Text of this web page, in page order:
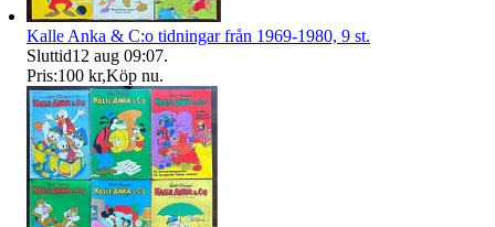
Kalle Anka & C:o tidningar från 1969-1980, 9 st.
Sluttid12 aug 09:07.
Pris:100 kr,Köp nu.